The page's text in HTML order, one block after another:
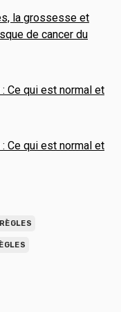
la grossesse et
de cancer du
Ce qui est normal et
Ce qui est normal et